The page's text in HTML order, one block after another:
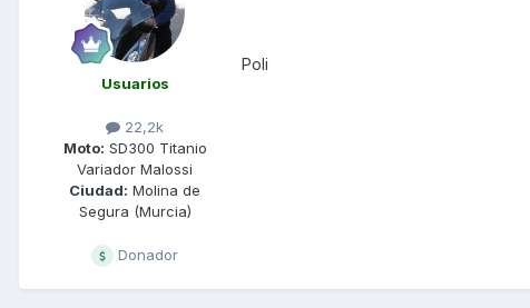
Usuarios
22,2k
Moto: SD300 Titanio
Variador Malossi
Ciudad: Molina de
Segura (Murcia)
Donador
Poli